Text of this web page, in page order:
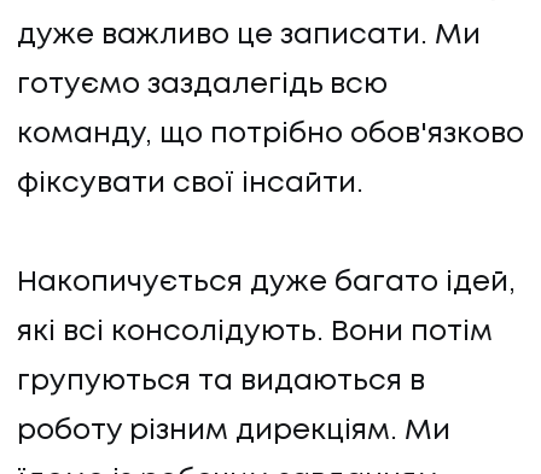
дуже важливо це записати. Ми
готуємо заздалегідь всю
команду, що потрібно обов'язково
фіксувати свої інсайти.
Накопичується дуже багато ідей,
які всі консолідують. Вони потім
групуються та видаються в
роботу різним дирекціям. Ми